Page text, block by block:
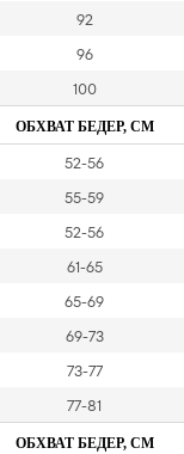
92
96
100
ОБХВАТ БЕДЕР, СМ
52-56
55-59
52-56
61-65
65-69
69-73
73-77
77-81
ОБХВАТ БЕДЕР, СМ